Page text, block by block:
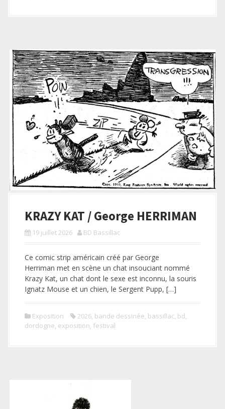
KRAZY KAT / George HERRIMAN
19 juillet 2026 BD Bassillac
Ce comic strip américain créé par George
Herriman met en scène un chat insouciant nommé
Krazy Kat, un chat dont le sexe est inconnu, la souris
Ignatz Mouse et un chien, le Sergent Pupp, […]
Exposition 2026, bande dessinée, bassillac, bd,
dordogne, exposition, festival